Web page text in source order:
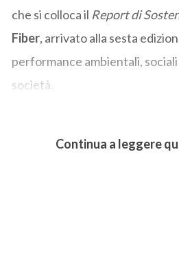
che si colloca il Report di
Fiber, arrivato alla sesta
performance ambientali,
società.
Continua a leggere